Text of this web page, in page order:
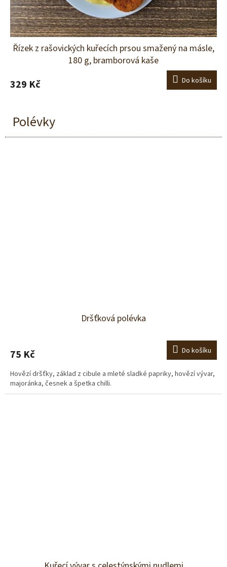
Řízek z rašovických kuřecích prsou smažený na másle,
180 g, bramborová kaše
329 Kč Do košíku
Polévky
Dršťková polévka
75 Kč Do košíku
Hovězí dršťky, základ z cibule a mleté sladké papriky, hovězí vývar,
majoránka, česnek a špetka chilli.